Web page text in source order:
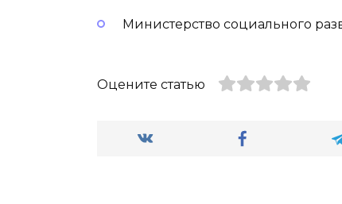
Министерство социального
Оцените статью